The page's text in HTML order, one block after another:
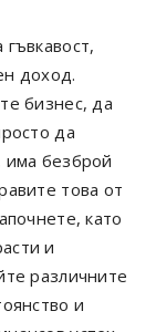
доход.
бизнес, да
да
има безброй
това от
като
и
различните
и